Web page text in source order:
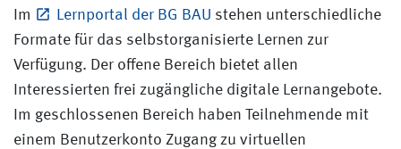
Im Lernportal der BG BAU stehen unterschiedliche
Formate für das selbstorganisierte Lernen zur
Verfügung. Der offene Bereich bietet allen
Interessierten frei zugängliche digitale Lernangebote.
Im geschlossenen Bereich haben Teilnehmende mit
einem Benutzerkonto Zugang zu virtuellen